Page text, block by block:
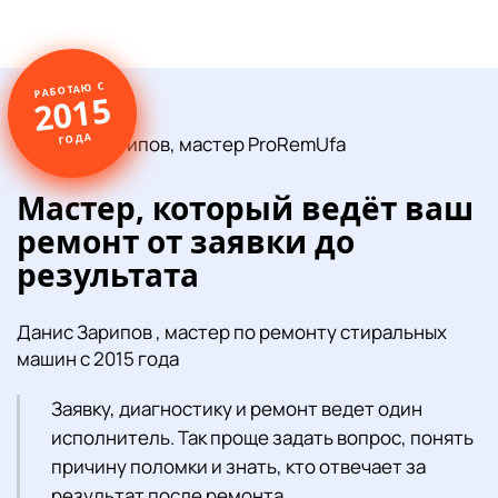
РАБОТАЮ С
2015
ГОДА
Мастер, который ведёт ваш
ремонт от заявки до
результата
Данис Зарипов , мастер по ремонту стиральных
машин с 2015 года
Заявку, диагностику и ремонт ведет один
исполнитель. Так проще задать вопрос, понять
причину поломки и знать, кто отвечает за